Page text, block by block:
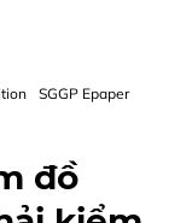
SGGP Epaper
đồ